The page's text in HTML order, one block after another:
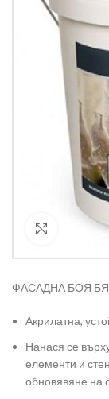
Кликнете
ФАСАДНА БОЯ
Акрилатна,
Нанася се
елементи и
обновявяне на